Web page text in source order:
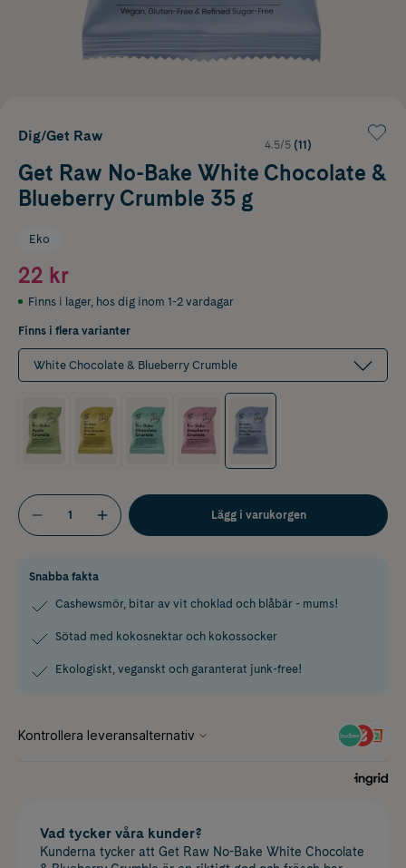
Dig/Get Raw
4.5/5 (11)
Get Raw No-Bake White Chocolate &
Blueberry Crumble 35 g
Eko
22 kr
Finns i lager, hos dig inom 1-2 vardagar
Finns i flera varianter
White Chocolate & Blueberry Crumble
Lägg i varukorgen
Snabba fakta
Cashewsmör, bitar av vit choklad och blåbär - mums!
Sötad med kokosnektar och kokossocker
Ekologiskt, veganskt och garanterat junk-free!
Vad tycker våra kunder?
Kunderna tycker att Get Raw No-Bake White Chocolate